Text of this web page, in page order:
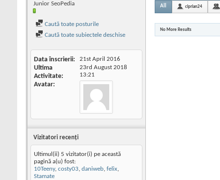
Junior SeoPedia
Caută toate posturile
Caută toate subiectele deschise
Data înscrierii 21st April 2016
Ultima
Activitate
23rd August 2018
13:21
Avatar
Vizitatori recenţi
Ultimul(ii) 5 vizitator(i) pe această
pagină a(u) fost:
10Teeny, costy03, daniweb, felix,
Stamate
All ciprian24
No More Results